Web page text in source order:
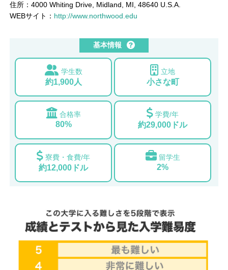
住所：4000 Whiting Drive, Midland, MI, 48640 U.S.A.
WEBサイト： http://www.northwood.edu
基本情報
学生数
約1,900人
立地
小さな町
合格率
80%
学費/年
約29,000ドル
寮費・食費/年
約12,000ドル
留学生
2%